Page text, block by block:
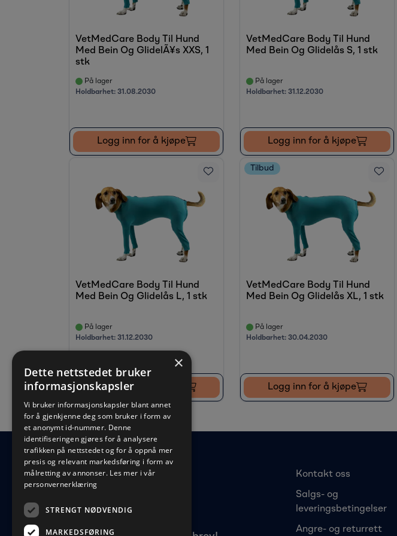
VetMedCare Body Til Hund
Med Bein Og GlidelÃ¥s XXS, 1
stk
På lager
Holdbarhet: 31.08.2030
Logg inn for å kjøpe
VetMedCare Body Til Hund
Med Bein Og Glidelås S, 1 stk
På lager
Holdbarhet: 31.12.2030
Logg inn for å kjøpe
VetMedCare Body Til Hund
Med Bein Og Glidelås L, 1 stk
På lager
Holdbarhet: 31.12.2030
Logg inn for å kjøpe
Tilbud
VetMedCare Body Til Hund
Med Bein Og Glidelås XL, 1 stk
På lager
Holdbarhet: 30.04.2030
Logg inn for å kjøpe
Kontakt oss
Salgs- og
leveringsbetingelser
Angre- og returrett
×
Dette nettstedet bruker
informasjonskapsler
Vi bruker informasjonskapsler blant annet
for å gjenkjenne deg som bruker i form av
et anonymt id-nummer. Denne
identifiseringen gjøres for å analysere
trafikken på nettstedet og for å oppnå mer
presis og relevant markedsføring i form av
målretting av annonser. Les mer i vår
personvernerklæring
STRENGT NØDVENDIG
MARKEDSFØRING